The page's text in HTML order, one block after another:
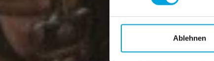
Ablehnen